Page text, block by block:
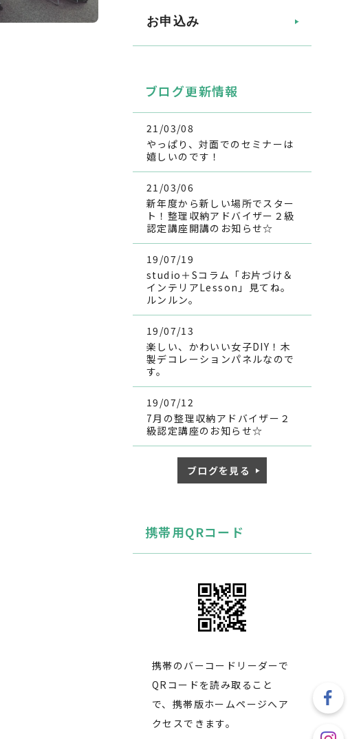
お申込み
ブログ更新情報
21/03/08
やっぱり、対面でのセミナーは
嬉しいのです！
21/03/06
新年度から新しい場所でスター
ト！整理収納アドバイザー２級
認定講座開講のお知らせ☆
19/07/19
studio＋Sコラム「お片づけ＆
インテリアLesson」見てね。
ルンルン。
19/07/13
楽しい、かわいい女子DIY！木
製デコレーションパネルなので
す。
19/07/12
7月の整理収納アドバイザー２
級認定講座のお知らせ☆
ブログを見る
携帯用QRコード
携帯のバーコードリーダーで
QRコードを読み取ること
で、携帯版ホームページへア
クセスできます。